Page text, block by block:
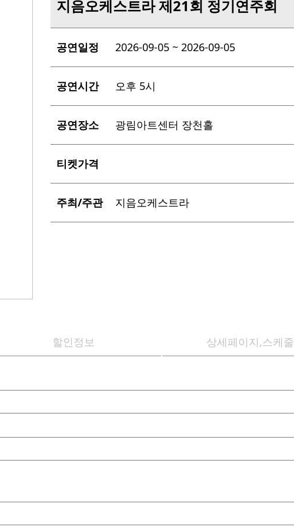
지음오케스트라 제21회 정기연주회
공연일정 2026-09-05 ~ 2026-09-05
공연시간 오후 5시
공연장소 광림아트센터 장천홀
티켓가격
주최/주관 지음오케스트라
할인정보 상세페이지,스케줄